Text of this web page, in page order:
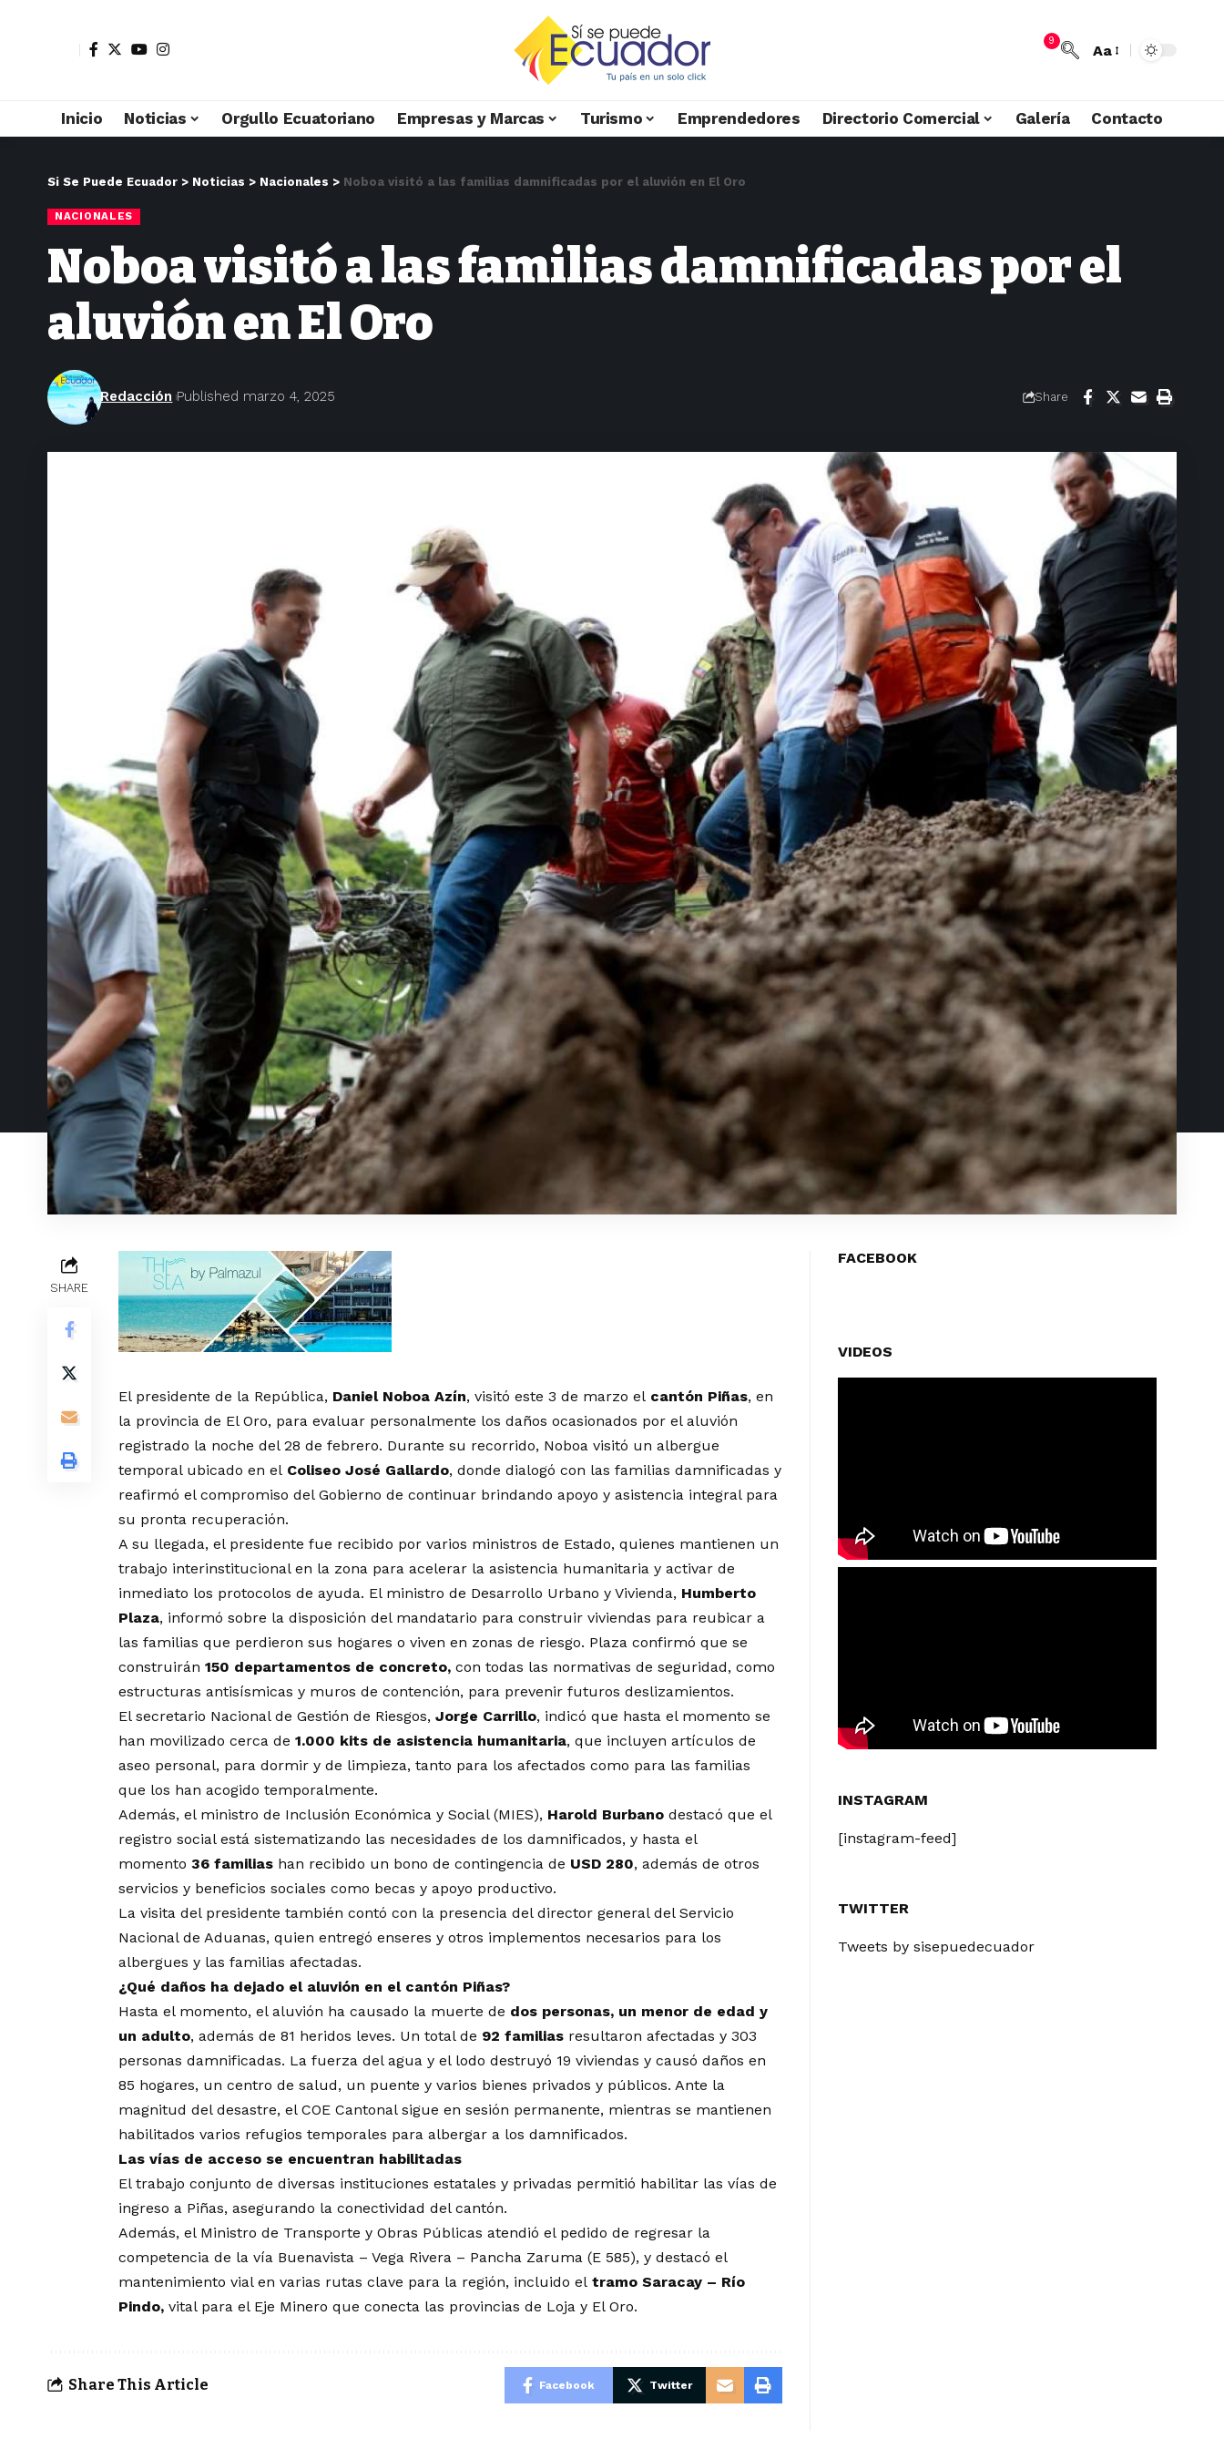
9
Aa
Inicio Noticias Orgullo Ecuatoriano Empresas y Marcas Turismo Emprendedores Directorio Comercial Galería Contacto
Si Se Puede Ecuador > Noticias > Nacionales > Noboa visitó a las familias damnificadas por el aluvión en El Oro
NACIONALES
Noboa visitó a las familias damnificadas por el
aluvión en El Oro
Redacción Published marzo 4, 2025 Share
SHARE
El presidente de la República, Daniel Noboa Azín, visitó este 3 de marzo el cantón Piñas, en
la provincia de El Oro, para evaluar personalmente los daños ocasionados por el aluvión
registrado la noche del 28 de febrero. Durante su recorrido, Noboa visitó un albergue
temporal ubicado en el Coliseo José Gallardo, donde dialogó con las familias damnificadas y
reafirmó el compromiso del Gobierno de continuar brindando apoyo y asistencia integral para
su pronta recuperación.
A su llegada, el presidente fue recibido por varios ministros de Estado, quienes mantienen un
trabajo interinstitucional en la zona para acelerar la asistencia humanitaria y activar de
inmediato los protocolos de ayuda. El ministro de Desarrollo Urbano y Vivienda, Humberto
Plaza, informó sobre la disposición del mandatario para construir viviendas para reubicar a
las familias que perdieron sus hogares o viven en zonas de riesgo. Plaza confirmó que se
construirán 150 departamentos de concreto, con todas las normativas de seguridad, como
estructuras antisísmicas y muros de contención, para prevenir futuros deslizamientos.
El secretario Nacional de Gestión de Riesgos, Jorge Carrillo, indicó que hasta el momento se
han movilizado cerca de 1.000 kits de asistencia humanitaria, que incluyen artículos de
aseo personal, para dormir y de limpieza, tanto para los afectados como para las familias
que los han acogido temporalmente.
Además, el ministro de Inclusión Económica y Social (MIES), Harold Burbano destacó que el
registro social está sistematizando las necesidades de los damnificados, y hasta el
momento 36 familias han recibido un bono de contingencia de USD 280, además de otros
servicios y beneficios sociales como becas y apoyo productivo.
La visita del presidente también contó con la presencia del director general del Servicio
Nacional de Aduanas, quien entregó enseres y otros implementos necesarios para los
albergues y las familias afectadas.
¿Qué daños ha dejado el aluvión en el cantón Piñas?
Hasta el momento, el aluvión ha causado la muerte de dos personas, un menor de edad y
un adulto, además de 81 heridos leves. Un total de 92 familias resultaron afectadas y 303
personas damnificadas. La fuerza del agua y el lodo destruyó 19 viviendas y causó daños en
85 hogares, un centro de salud, un puente y varios bienes privados y públicos. Ante la
magnitud del desastre, el COE Cantonal sigue en sesión permanente, mientras se mantienen
habilitados varios refugios temporales para albergar a los damnificados.
Las vías de acceso se encuentran habilitadas
El trabajo conjunto de diversas instituciones estatales y privadas permitió habilitar las vías de
ingreso a Piñas, asegurando la conectividad del cantón.
Además, el Ministro de Transporte y Obras Públicas atendió el pedido de regresar la
competencia de la vía Buenavista – Vega Rivera – Pancha Zaruma (E 585), y destacó el
mantenimiento vial en varias rutas clave para la región, incluido el tramo Saracay – Río
Pindo, vital para el Eje Minero que conecta las provincias de Loja y El Oro.
Share This Article Facebook Twitter
FACEBOOK
VIDEOS
INSTAGRAM
[instagram-feed]
TWITTER
Tweets by sisepuedecuador